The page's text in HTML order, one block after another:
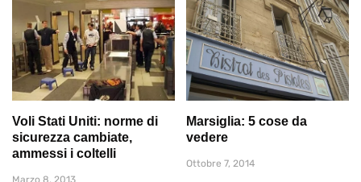
Voli Stati Uniti: norme di
sicurezza cambiate,
ammessi i coltelli
Marzo 8, 2013
Marsiglia: 5 cose da
vedere
Ottobre 7, 2014